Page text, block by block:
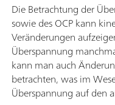
Die Betrachtung der
sowie des OCP kann
Veränderungen
Überspannung
kann man auch
betrachten, was im
Überspannung auf den